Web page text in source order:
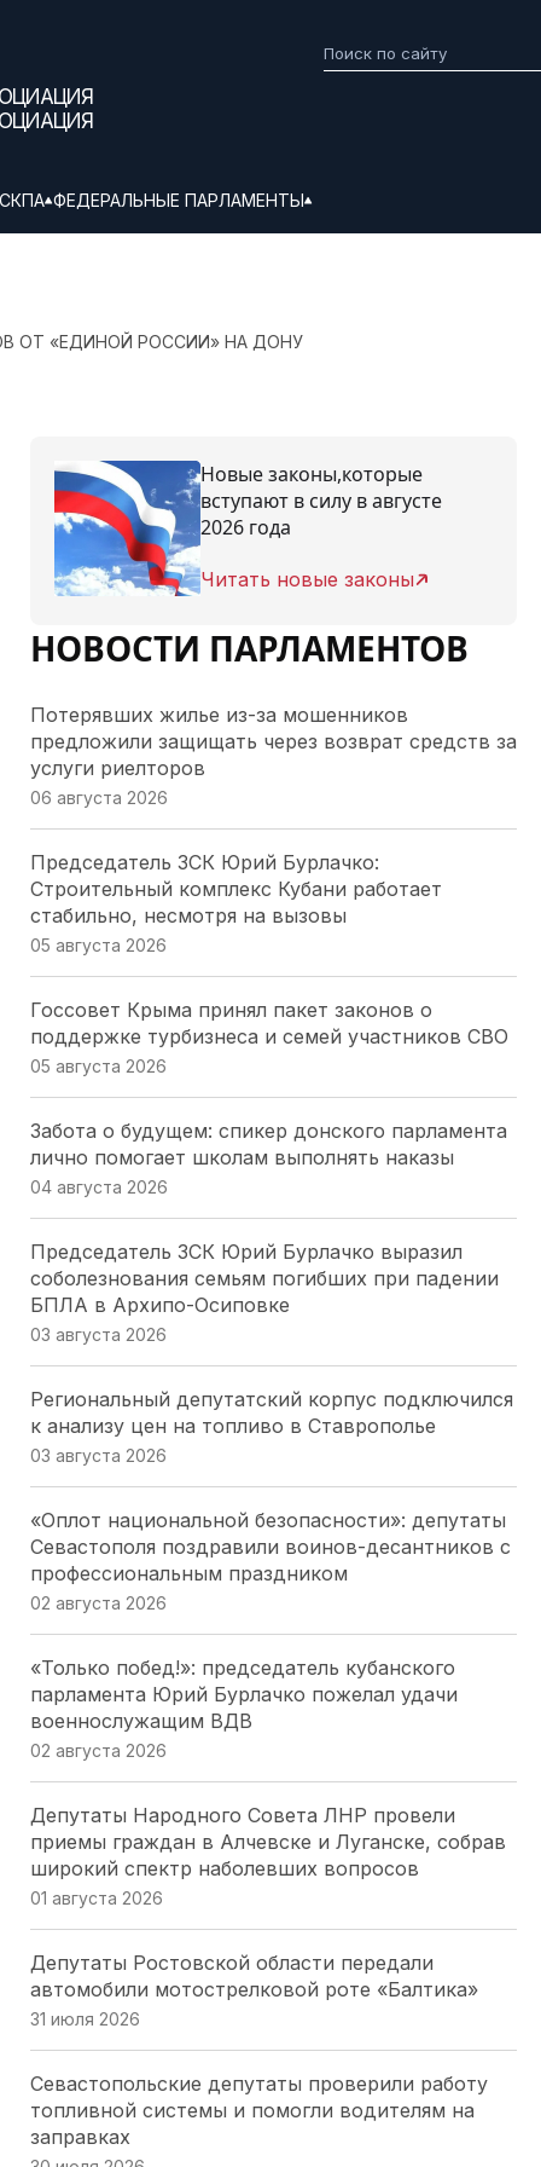
СКПА ФЕДЕРАЛЬНЫЕ ПАРЛАМЕНТЫ
ОТ «ЕДИНОЙ РОССИИ» НА ДОНУ
Новые законы,которые
вступают в силу в августе
2026 года
Читать новые законы
НОВОСТИ ПАРЛАМЕНТОВ
Потерявших жилье из-за мошенников
предложили защищать через возврат средств за
услуги риелторов
06 августа 2026
Председатель ЗСК Юрий Бурлачко:
Строительный комплекс Кубани работает
стабильно, несмотря на вызовы
05 августа 2026
Госсовет Крыма принял пакет законов о
поддержке турбизнеса и семей участников СВО
05 августа 2026
Забота о будущем: спикер донского парламента
лично помогает школам выполнять наказы
04 августа 2026
Председатель ЗСК Юрий Бурлачко выразил
соболезнования семьям погибших при падении
БПЛА в Архипо-Осиповке
03 августа 2026
Региональный депутатский корпус подключился
к анализу цен на топливо в Ставрополье
03 августа 2026
«Оплот национальной безопасности»: депутаты
Севастополя поздравили воинов-десантников с
профессиональным праздником
02 августа 2026
«Только побед!»: председатель кубанского
парламента Юрий Бурлачко пожелал удачи
военнослужащим ВДВ
02 августа 2026
Депутаты Народного Совета ЛНР провели
приемы граждан в Алчевске и Луганске, собрав
широкий спектр наболевших вопросов
01 августа 2026
Депутаты Ростовской области передали
автомобили мотострелковой роте «Балтика»
31 июля 2026
Севастопольские депутаты проверили работу
топливной системы и помогли водителям на
заправках